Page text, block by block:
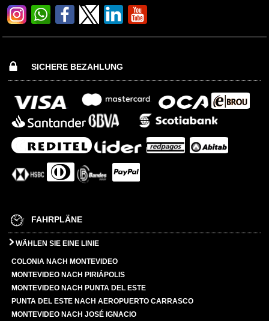
SICHERE BEZAHLUNG
FAHRPLÄNE
WÄHLEN SIE EINE LINIE
COLONIA NACH MONTEVIDEO
MONTEVIDEO NACH PIRIÁPOLIS
MONTEVIDEO NACH PUNTA DEL ESTE
PUNTA DEL ESTE NACH AEROPUERTO CARRASCO
MONTEVIDEO NACH JOSÉ IGNACIO